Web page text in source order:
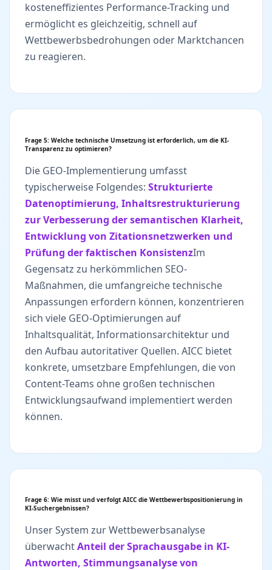
kosteneffizientes Performance-Tracking und
ermöglicht es gleichzeitig, schnell auf
Wettbewerbsbedrohungen oder Marktchancen
zu reagieren.
Frage 5: Welche technische Umsetzung ist erforderlich, um die KI-
Transparenz zu optimieren?
Die GEO-Implementierung umfasst
typischerweise Folgendes: Strukturierte
Datenoptimierung, Inhaltsrestrukturierung
zur Verbesserung der semantischen Klarheit,
Entwicklung von Zitationsnetzwerken und
Prüfung der faktischen KonsistenzIm
Gegensatz zu herkömmlichen SEO-
Maßnahmen, die umfangreiche technische
Anpassungen erfordern können, konzentrieren
sich viele GEO-Optimierungen auf
Inhaltsqualität, Informationsarchitektur und
den Aufbau autoritativer Quellen. AICC bietet
konkrete, umsetzbare Empfehlungen, die von
Content-Teams ohne großen technischen
Entwicklungsaufwand implementiert werden
können.
Frage 6: Wie misst und verfolgt AICC die Wettbewerbspositionierung in
KI-Suchergebnissen?
Unser System zur Wettbewerbsanalyse
überwachtAnteil der Sprachausgabe in KI-
Antworten, Stimmungsanalyse von